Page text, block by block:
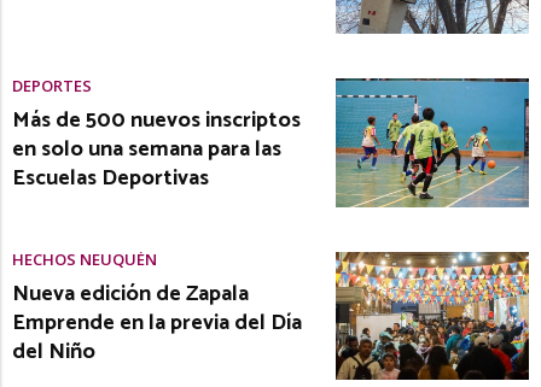
DEPORTES
Más de 500 nuevos inscriptos
en solo una semana para las
Escuelas Deportivas
HECHOS NEUQUÉN
Nueva edición de Zapala
Emprende en la previa del Día
del Niño